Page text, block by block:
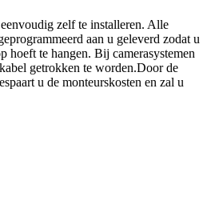
zelf te installeren. Alle
aan u geleverd zodat u
hoeft te hangen. Bij camerasystemen
getrokken te worden.Door de
u de monteurskosten en zal u